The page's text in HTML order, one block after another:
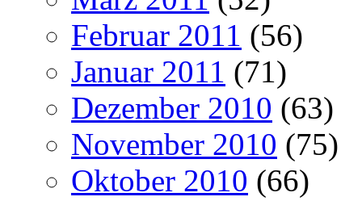
Februar 2011 (56)
Januar 2011 (71)
Dezember 2010 (63)
November 2010 (75)
Oktober 2010 (66)